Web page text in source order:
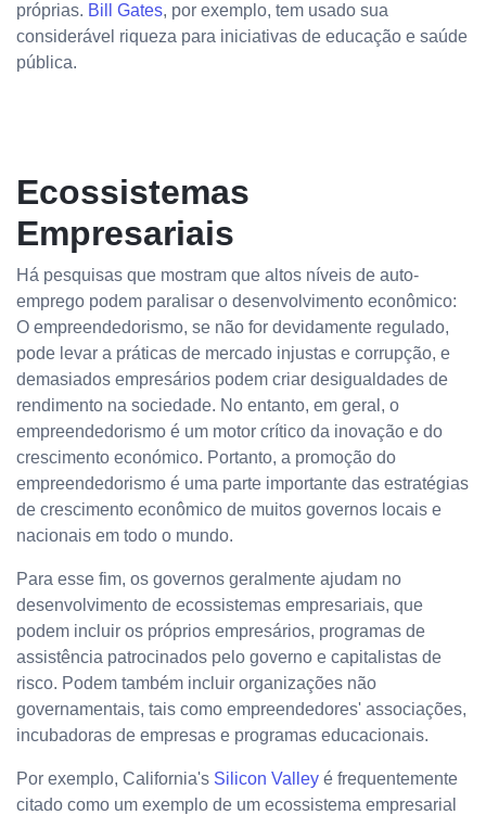
próprias. Bill Gates, por exemplo, tem usado sua
considerável riqueza para iniciativas de educação e saúde
pública.
Ecossistemas
Empresariais
Há pesquisas que mostram que altos níveis de auto-
emprego podem paralisar o desenvolvimento econômico:
O empreendedorismo, se não for devidamente regulado,
pode levar a práticas de mercado injustas e corrupção, e
demasiados empresários podem criar desigualdades de
rendimento na sociedade. No entanto, em geral, o
empreendedorismo é um motor crítico da inovação e do
crescimento económico. Portanto, a promoção do
empreendedorismo é uma parte importante das estratégias
de crescimento econômico de muitos governos locais e
nacionais em todo o mundo.
Para esse fim, os governos geralmente ajudam no
desenvolvimento de ecossistemas empresariais, que
podem incluir os próprios empresários, programas de
assistência patrocinados pelo governo e capitalistas de
risco. Podem também incluir organizações não
governamentais, tais como empreendedores' associações,
incubadoras de empresas e programas educacionais.
Por exemplo, California's Silicon Valley é frequentemente
citado como um exemplo de um ecossistema empresarial